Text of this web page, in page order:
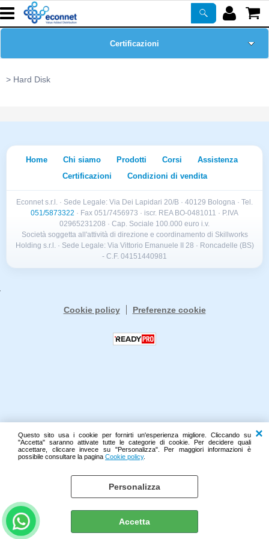
Questo sito usa i cookie per fornirti un'esperienza migliore. Cliccando su
"Accetta" saranno attivate tutte le categorie di cookie. Per decidere quali
accettare, cliccare invece su "Personalizza". Per maggiori informazioni è
possibile consultare la pagina Cookie policy.
Personalizza
Accetta
ASSISTENZA
Certificazioni
Newsletter
Hard Disk
Home Chi siamo Prodotti Corsi
Assistenza
Certificazioni
Condizioni di vendita
Econnet s.r.l. · Sede Legale: Via Dei Lapidari 20/B · 40129 Bologna · Tel.
051/5873322 · Fax 051/7456973 · iscr. REA BO-0481011 · P.IVA
02965231208 · Cap. Sociale 100.000 euro i.v.
Società soggetta all'attività di direzione e coordinamento di Skillworks
Holding s.r.l. · Sede Legale: Via Vittorio Emanuele II 28 · Roncadelle (BS)
- C.F. 04151440981
Cookie policy Preferenze cookie